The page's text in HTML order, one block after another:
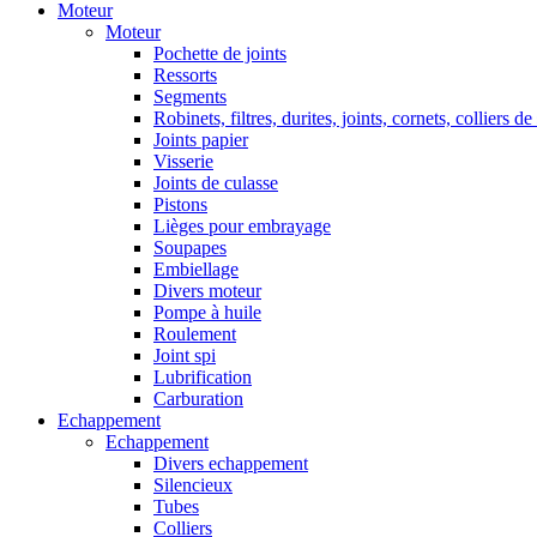
Moteur
Moteur
Pochette de joints
Ressorts
Segments
Robinets, filtres, durites, joints, cornets, colliers de
Joints papier
Visserie
Joints de culasse
Pistons
Lièges pour embrayage
Soupapes
Embiellage
Divers moteur
Pompe à huile
Roulement
Joint spi
Lubrification
Carburation
Echappement
Echappement
Divers echappement
Silencieux
Tubes
Colliers